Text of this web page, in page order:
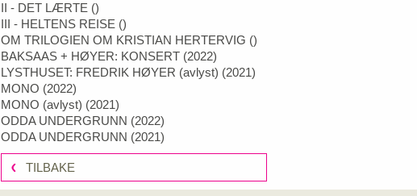
II - DET LÆRTE ()
III - HELTENS REISE ()
OM TRILOGIEN OM KRISTIAN HERTERVIG ()
BAKSAAS + HØYER: KONSERT (2022)
LYSTHUSET: FREDRIK HØYER (avlyst) (2021)
MONO (2022)
MONO (avlyst) (2021)
ODDA UNDERGRUNN (2022)
ODDA UNDERGRUNN (2021)
TILBAKE